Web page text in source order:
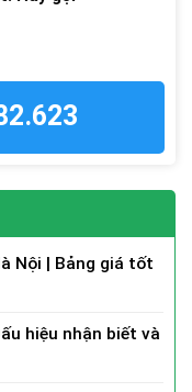
Nội | Bảng giá tốt
hiệu nhận biết và